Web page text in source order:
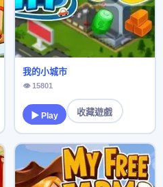
我的小城市
👁 15801
▶ Play 收藏遊戲